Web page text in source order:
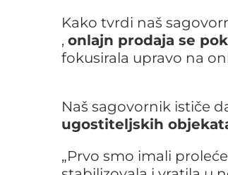
Kako tvrdi naš
, onlajn prodaja se
fokusirala upravo na
Naš sagovornik ističe
ugostiteljskih
„Prvo smo imali